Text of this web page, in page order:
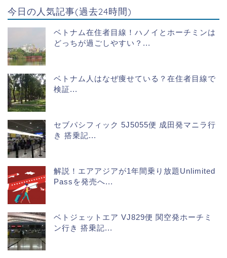
今日の人気記事(過去24時間)
ベトナム在住者目線！ハノイとホーチミンは
どっちが過ごしやすい？...
ベトナム人はなぜ痩せている？在住者目線で
検証...
セブパシフィック 5J5055便 成田発マニラ行
き 搭乗記...
解説！エアアジアが1年間乗り放題Unlimited
Passを発売へ...
ベトジェットエア VJ829便 関空発ホーチミ
ン行き 搭乗記...